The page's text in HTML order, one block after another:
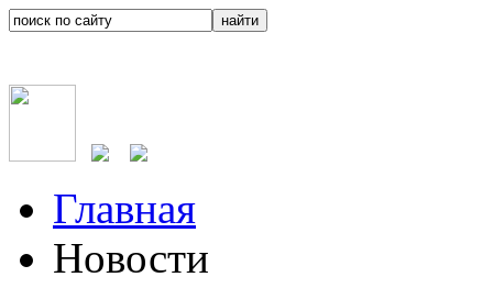
Главная
Новости